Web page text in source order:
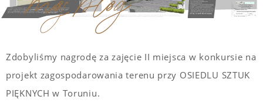
Zdobyliśmy nagrodę za zajęcie II miejsca w konkursie na
projekt zagospodarowania terenu przy OSIEDLU SZTUK
PIĘKNYCH w Toruniu.